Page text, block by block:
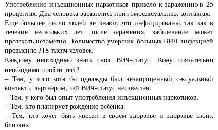
Употребление инъекционных наркотиков привело к заражению в 25
процентах. Два человека заразились при гомосексуальных контактах.
Ещё большее число людей не знают, что инфицированы, так как в
течение нескольких лет после заражения, заболевание может
протекать незаметно. Количество умерших больных ВИЧ-инфекцией
превысило 318 тысяч человек.
Каждому необходимо знать свой ВИЧ-статус. Кому обязательно
необходимо пройти тест?
– Тем, у кого хотя бы однажды был незащищенный сексуальный
контакт с партнером, чей ВИЧ-статус неизвестен.
– Тем, у кого был опыт употребления инъекционных наркотиков.
– Тем, кто планирует рождение ребенка.
– Тем, кто хочет быть уверен в своем здоровье и здоровье своих
близких.